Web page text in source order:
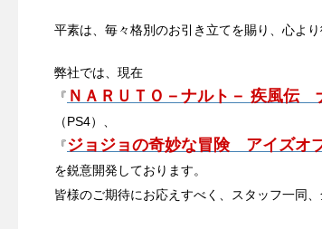
平素は、毎々格別のお引き立てを賜り、心より
弊社では、現在
『 ＮＡＲＵＴＯ－ナルト－ 疾風伝
（PS4）、
『ジョジョの奇妙な冒険 アイズオ
を鋭意開発しております。
皆様のご期待にお応えすべく、スタッフ一同